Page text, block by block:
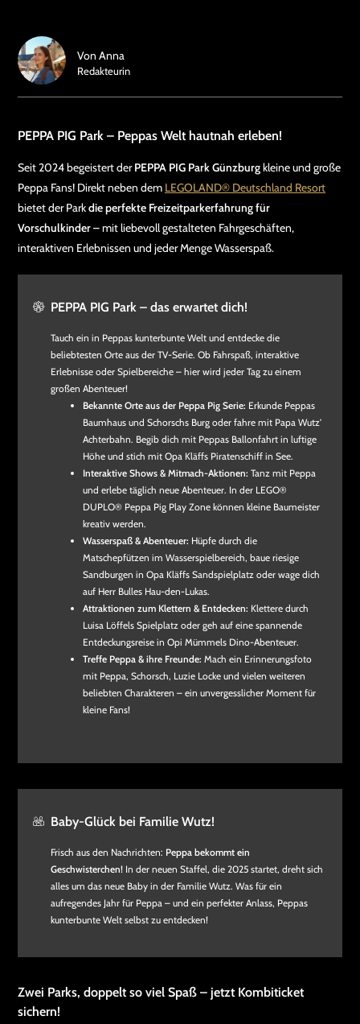
PEPPA PIG Park – Peppas Welt hautnah erleben!
Seit 2024 begeistert derPEPPA PIG Park Günzburgkleine und große
Peppa Fans! Direkt neben dem LEGOLAND® Deutschland Resort
bietet der Parkdie perfekte Freizeitparkerfahrung für
Vorschulkinder– mit liebevoll gestalteten Fahrgeschäften,
interaktiven Erlebnissen und jeder Menge Wasserspaß.
PEPPA PIG Park – das erwartet dich!
Tauch ein in Peppas kunterbunte Welt und entdecke die
beliebtesten Orte aus der TV-Serie. Ob Fahrspaß, interaktive
Erlebnisse oder Spielbereiche – hier wird jeder Tag zu einem
großen Abenteuer!
Bekannte Orte aus der Peppa Pig Serie: Erkunde Peppas
Baumhaus und Schorschs Burg oder fahre mit Papa Wutz’
Achterbahn. Begib dich mit Peppas Ballonfahrt in luftige
Höhe und stich mit Opa Kläffs Piratenschiff in See.
Interaktive Shows & Mitmach-Aktionen: Tanz mit Peppa
und erlebe täglich neue Abenteuer. In der LEGO®
DUPLO® Peppa Pig Play Zone können kleine Baumeister
kreativ werden.
Wasserspaß & Abenteuer: Hüpfe durch die
Matschepfützen im Wasserspielbereich, baue riesige
Sandburgen in Opa Kläffs Sandspielplatz oder wage dich
auf Herr Bulles Hau-den-Lukas.
Attraktionen zum Klettern & Entdecken: Klettere durch
Luisa Löffels Spielplatz oder geh auf eine spannende
Entdeckungsreise in Opi Mümmels Dino-Abenteuer.
Treffe Peppa & ihre Freunde: Mach ein Erinnerungsfoto
mit Peppa, Schorsch, Luzie Locke und vielen weiteren
beliebten Charakteren – ein unvergesslicher Moment für
kleine Fans!
Baby-Glück bei Familie Wutz!
Frisch aus den Nachrichten: Peppa bekommt ein
Geschwisterchen! In der neuen Staffel, die 2025 startet, dreht sich
alles um das neue Baby in der Familie Wutz. Was für ein
aufregendes Jahr für Peppa – und ein perfekter Anlass, Peppas
kunterbunte Welt selbst zu entdecken!
Zwei Parks, doppelt so viel Spaß – jetzt Kombiticket
sichern!
Von Anna
Redakteurin